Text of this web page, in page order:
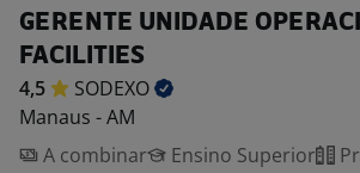
GERENTE UNIDADE
FACILITIES
4,5
SODEXO
Manaus - AM
A combinar
Ensino Superior